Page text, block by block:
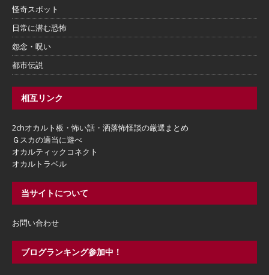
怪奇スポット
日常に潜む恐怖
怨念・呪い
都市伝説
相互リンク
2chオカルト板・怖い話・洒落怖怪談の厳選まとめ
Ｇスカの適当に遊べ
オカルティックコネクト
オカルトラベル
当サイトについて
お問い合わせ
ブログランキング参加中！